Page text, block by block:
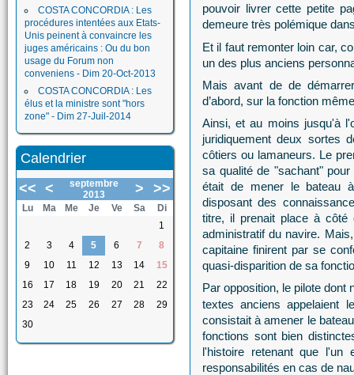
COSTA CONCORDIA : Les
procédures intentées aux Etats-
Unis peinent à convaincre les
juges américains : Ou du bon
usage du Forum non
conveniens - Dim 20-Oct-2013
COSTA CONCORDIA : Les
élus et la ministre sont "hors
zone" - Dim 27-Juil-2014
Calendrier
<< <
septembre
2013
> >>
Lu Ma Me Je Ve Sa
Di
1
2
3 4 5 6 7
8
9
10 11 12 13 14
15
16
17 18 19 20 21
22
23
24 25 26 27 28
29
30
pouvoir livrer cette petite
demeure très polémique
Et il faut remonter loin car,
un des plus anciens
Mais avant de de
d’abord, sur la fonction
Ainsi, et au moins jusqu'à
juridiquement deux sortes
côtiers ou lamaneurs. Le
sa qualité de "sachant"
était de mener le bateau
disposant des
titre, il prenait place à côté
administratif du navire.
capitaine finirent par se
quasi-disparition de sa
Par opposition, le pilote dont
textes anciens appelaient
consistait à amener le
fonctions sont bien
l'histoire retenant que l'un
responsabilités en cas de